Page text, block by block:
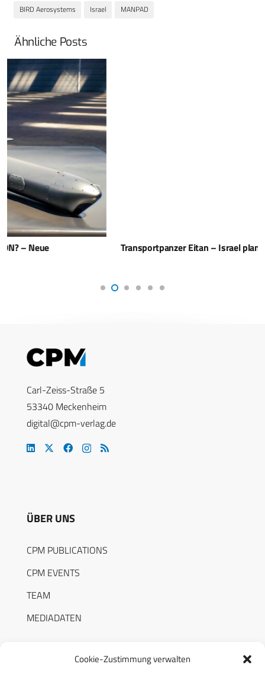
Cookie-Zustimmung verwalten
BIRD Aerosystems Israel MANPAD
Ähnliche Posts
Transportpanzer Eitan – Israel plant Erweiterung der Flotte
Carl-Zeiss-Straße 5
53340 Meckenheim
digital@cpm-verlag.de
ÜBER UNS
CPM PUBLICATIONS
CPM EVENTS
TEAM
MEDIADATEN